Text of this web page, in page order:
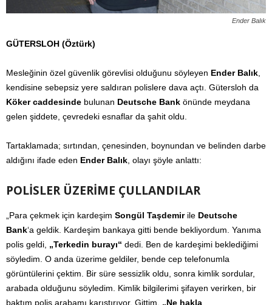
Ender Balık
GÜTERSLOH (Öztürk)
Mesleğinin özel güvenlik görevlisi olduğunu söyleyen Ender Balık
kendisine sebepsiz yere saldıran polislere dava açtı. Gütersloh da
Köker caddesinde bulunan Deutsche Bank önünde meydana
gelen şiddete, çevredeki esnaflar da şahit oldu.
Tartaklamada; sırtından, çenesinden, boynundan ve belinden darbe
aldığını ifade eden Ender Balık , olayı şöyle anlattı:
POLİSLER ÜZERİME ÇULLANDILAR
„Para çekmek için kardeşim Songül Taşdemirile Deutsche
Bank‘a geldik. Kardeşim bankaya gitti bende bekliyordum. Yanıma
polis geldi, „Terkedin burayı“ dedi. Ben de kardeşimi beklediğimi
söyledim. O anda üzerime geldiler, bende cep telefonumla
görüntülerini çektim. Bir süre sessizlik oldu, sonra kimlik sordular,
arabada olduğunu söyledim. Kimlik bilgilerimi şifayen verirken, bir
baktım polis arabamı karıştırıyor. Gittim, „Ne hakla